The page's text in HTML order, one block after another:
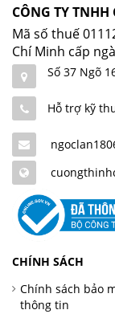
CÔNG TY
Mã số thuế
Chí Minh cấp
Số 37 Ngõ
Hỗ trợ kỹ
CHÍNH SÁCH
Chính sách bảo
thông tin